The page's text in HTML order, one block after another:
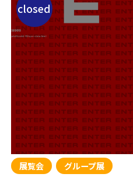
closed
展覧会 グループ展